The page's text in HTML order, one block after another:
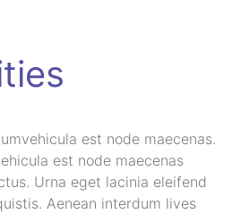
est node maecenas.
est node maecenas
Urna eget lacinia eleifend
Aenean interdum lives